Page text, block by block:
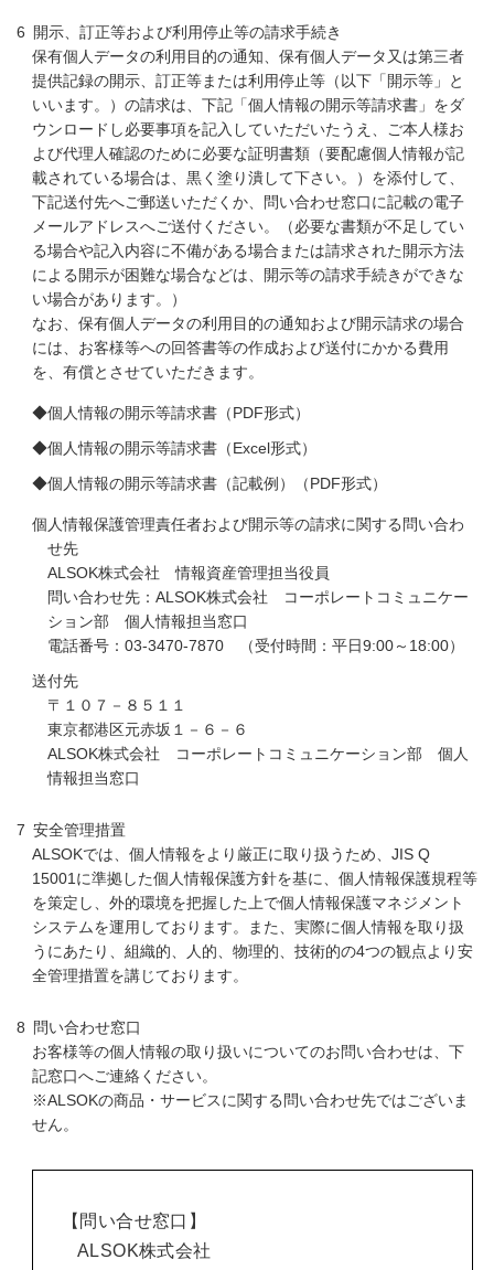
開示、訂正等および利用停止等の請求手続き
保有個人データの利用目的の通知、保有個人データ又は第三者
提供記録の開示、訂正等または利用停止等（以下「開示等」と
いいます。）の請求は、下記「個人情報の開示等請求書」をダ
ウンロードし必要事項を記入していただいたうえ、ご本人様お
よび代理人確認のために必要な証明書類（要配慮個人情報が記
載されている場合は、黒く塗り潰して下さい。）を添付して、
下記送付先へご郵送いただくか、問い合わせ窓口に記載の電子
メールアドレスへご送付ください。（必要な書類が不足してい
る場合や記入内容に不備がある場合または請求された開示方法
による開示が困難な場合などは、開示等の請求手続きができな
い場合があります。）
なお、保有個人データの利用目的の通知および開示請求の場合
には、お客様等への回答書等の作成および送付にかかる費用
を、有償とさせていただきます。
◆個人情報の開示等請求書（PDF形式）
◆個人情報の開示等請求書（Excel形式）
◆個人情報の開示等請求書（記載例）（PDF形式）
個人情報保護管理責任者および開示等の請求に関する問い合わ
せ先
ALSOK株式会社 情報資産管理担当役員
問い合わせ先：ALSOK株式会社 コーポレートコミュニケー
ション部 個人情報担当窓口
電話番号：03-3470-7870 （受付時間：平日9:00～18:00）
送付先
〒１０７－８５１１
東京都港区元赤坂１－６－６
ALSOK株式会社 コーポレートコミュニケーション部 個人
情報担当窓口
安全管理措置
ALSOKでは、個人情報をより厳正に取り扱うため、JIS Q
15001に準拠した個人情報保護方針を基に、個人情報保護規程等
を策定し、外的環境を把握した上で個人情報保護マネジメント
システムを運用しております。また、実際に個人情報を取り扱
うにあたり、組織的、人的、物理的、技術的の4つの観点より安
全管理措置を講じております。
問い合わせ窓口
お客様等の個人情報の取り扱いについてのお問い合わせは、下
記窓口へご連絡ください。
※ALSOKの商品・サービスに関する問い合わせ先ではございま
せん。
【問い合せ窓口】
ALSOK株式会社